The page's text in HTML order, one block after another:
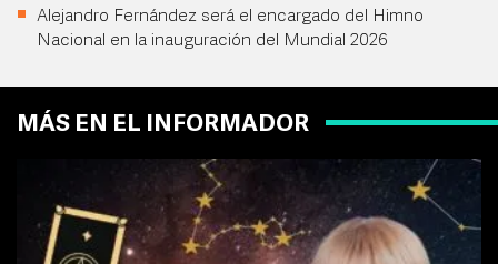
Alejandro Fernández será el encargado del Himno
Nacional en la inauguración del Mundial 2026
MÁS EN EL INFORMADOR